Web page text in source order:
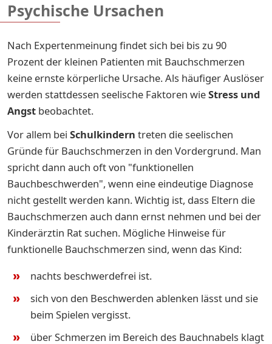
Psychische Ursachen
Nach Expertenmeinung findet sich bei bis zu 90
Prozent der kleinen Patienten mit Bauchschmerzen
keine ernste körperliche Ursache. Als häufiger Auslöser
werden stattdessen seelische Faktoren wieStress und
Angst beobachtet.
Vor allem bei Schulkindern treten die seelischen
Gründe für Bauchschmerzen in den Vordergrund. Man
spricht dann auch oft von "funktionellen
Bauchbeschwerden", wenn eine eindeutige Diagnose
nicht gestellt werden kann. Wichtig ist, dass Eltern die
Bauchschmerzen auch dann ernst nehmen und bei der
Kinderärztin Rat suchen. Mögliche Hinweise für
funktionelle Bauchschmerzen sind, wenn das Kind:
nachts be­schwer­de­frei ist.
sich von den Be­schwer­den ab­len­ken lässt und sie
beim Spie­len ver­gisst.
über Schmer­zen im Be­reich des Bauch­na­bels klagt